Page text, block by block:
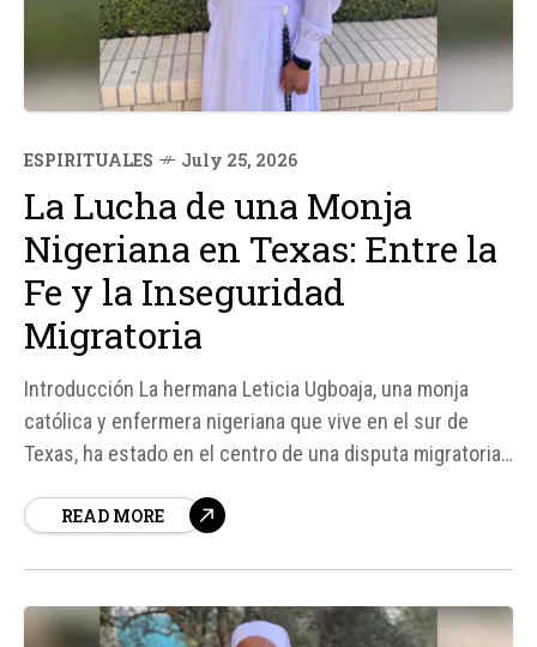
ESPIRITUALES July 25, 2026
La Lucha de una Monja
Nigeriana en Texas: Entre la
Fe y la Inseguridad
Migratoria
Introducción La hermana Leticia Ugboaja, una monja
católica y enfermera nigeriana que vive en el sur de
Texas, ha estado en el centro de una disputa migratoria
políticas de inmigración en Estados Unidos. Detenida
READ MORE